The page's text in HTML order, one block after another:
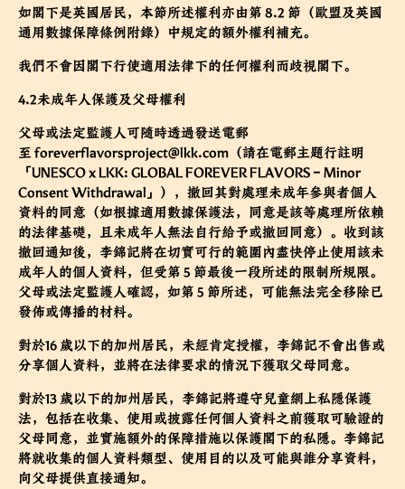
如閣下是英國居民，本節所述權利亦由第 8.2 節（歐盟及英國
通用數據保障條例附錄）中規定的額外權利補充。
我們不會因閣下行使適用法律下的任何權利而歧視閣下。
4.2未成年人保護及父母權利
父母或法定監護人可隨時透過發送電郵
至foreverflavorsproject@lkk.com （請在電郵主題行註明
「UNESCO x LKK: GLOBAL FOREVER FLAVORS – Minor
Consent Withdrawal」），撤回其對處理未成年參與者個人
資料的同意（如根據適用數據保護法，同意是該等處理所依賴
的法律基礎，且未成年人無法自行給予或撤回同意）。收到該
撤回通知後，李錦記將在切實可行的範圍內盡快停止使用該未
成年人的個人資料，但受第 5 節最後一段所述的限制所規限。
父母或法定監護人確認，如第 5 節所述，可能無法完全移除已
發佈或傳播的材料。
對於16 歲以下的加州居民，未經肯定授權，李錦記不會出售或
分享個人資料，並將在法律要求的情況下獲取父母同意。
對於13 歲以下的加州居民，李錦記將遵守兒童網上私隱保護
法，包括在收集、使用或披露任何個人資料之前獲取可驗證的
父母同意，並實施額外的保障措施以保護閣下的私隱。李錦記
將就收集的個人資料類型、使用目的以及可能與誰分享資料，
向父母提供直接通知。